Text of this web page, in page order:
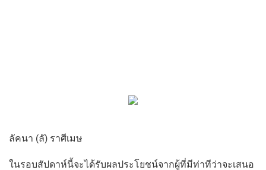
ลัคนา (ลั) ราศีเมษ
ในรอบสัปดาห์นี้จะได้รับผลประโยชน์จากผู้ที่มีท่าทีว่าจะเสนอ